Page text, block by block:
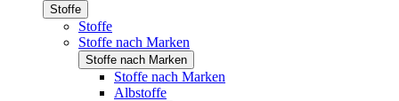
Stoffe
Stoffe
Stoffe nach Marken
Stoffe nach Marken
Stoffe nach Marken
Albstoffe